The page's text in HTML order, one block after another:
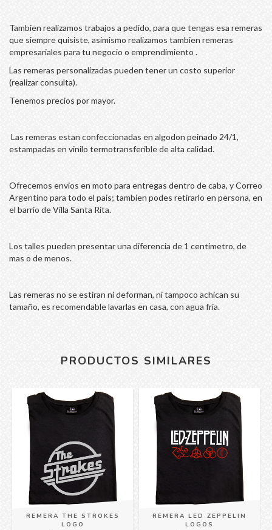
Tambien realizamos trabajos a pedido, para que tengas esa remeras
que siempre quisiste, asimismo realizamos tambien remeras
empresariales para tu negocio o emprendimiento .
Las remeras personalizadas pueden tener un costo superior
(realizar consulta).
Tenemos precios por mayor.
Las remeras estan confeccionadas en algodon peinado 24/1,
estampadas en vinilo termotransferible de alta calidad.
Ofrecemos envios en moto para entregas dentro de caba, y Correo
Argentino para todo el pais; tambien podes retirarlo en persona, en
el barrio de Villa Santa Rita.
Los talles pueden presentar una diferencia de 1 centimetro, de
mas o de menos.
Las remeras no se estiran ni deforman, ni tampoco achican su
tamaño, es recomendable lavarlas en casa, con agua fria.
PRODUCTOS SIMILARES
REMERA THE STROKES
LOGO
REMERA LED ZEPPELIN
LOGOS